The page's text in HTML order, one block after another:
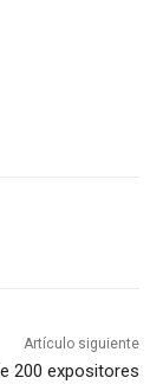
Artículo siguiente
200 expositores